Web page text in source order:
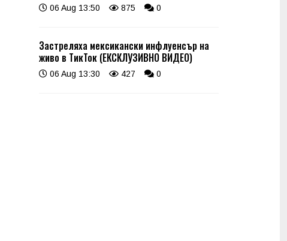
06 Aug 13:50 875 0
Застреляха мексикански инфлуенсър на
живо в ТикТок (ЕКСКЛУЗИВНО ВИДЕО)
06 Aug 13:30 427 0